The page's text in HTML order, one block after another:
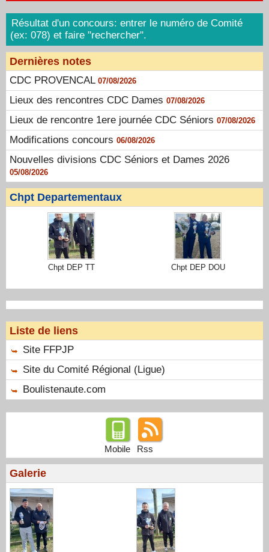
Résultat d'un concours: entrer le numéro de Comité
(ex: 078) et faire "rechercher".
Dernières notes
CDC PROVENCAL 07/08/2026
Lieux des rencontres CDC Dames 07/08/2026
Lieux de rencontre 1ere journée CDC Séniors 07/08/2026
Modifications concours 06/08/2026
Nouvelles divisions CDC Séniors et Dames 2026
05/08/2026
Chpt Departementaux
Chpt DEP TT Chpt DEP DOU
Liste de liens
Site FFPJP
Site du Comité Régional (Ligue)
Boulistenaute.com
Mobile Rss
Galerie